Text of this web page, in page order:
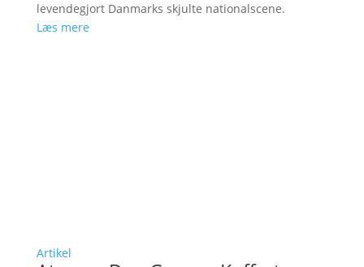
levendegjort Danmarks skjulte nationalscene.
Læs mere
Artikel